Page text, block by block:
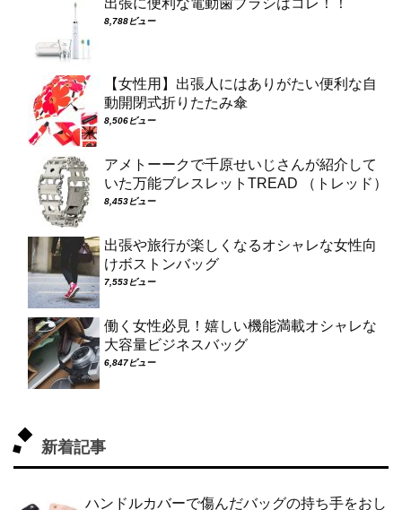
出張に便利な電動歯ブラシはコレ！！
8,788ビュー
【女性用】出張人にはありがたい便利な自
動開閉式折りたたみ傘
8,506ビュー
アメトーークで千原せいじさんが紹介して
いた万能ブレスレットTREAD （トレッド）
8,453ビュー
出張や旅行が楽しくなるオシャレな女性向
けボストンバッグ
7,553ビュー
働く女性必見！嬉しい機能満載オシャレな
大容量ビジネスバッグ
6,847ビュー
新着記事
ハンドルカバーで傷んだバッグの持ち手をおし